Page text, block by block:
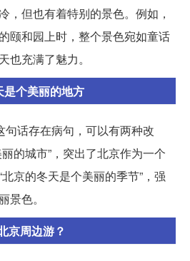
，但也有着特别的景色。例如，
颐和园上时，整个景色宛如童话
也充满了魅力。
个美丽的地方
句话存在病句，可以有两种改
的城市”，突出了北京作为一个
京的冬天是个美丽的季节”，强
景色。
京周边游？